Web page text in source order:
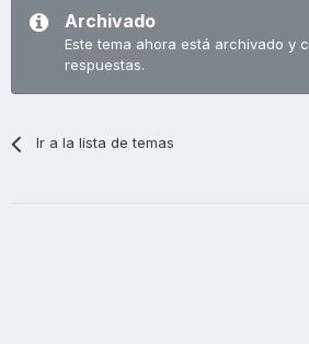
Archivado
Este tema ahora está archivado y
respuestas.
Ir a la lista de temas